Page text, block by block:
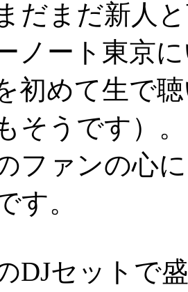
だまだ新人
ノート東京
初めて生で
そうです）
ファンの心
す。
DJセットで